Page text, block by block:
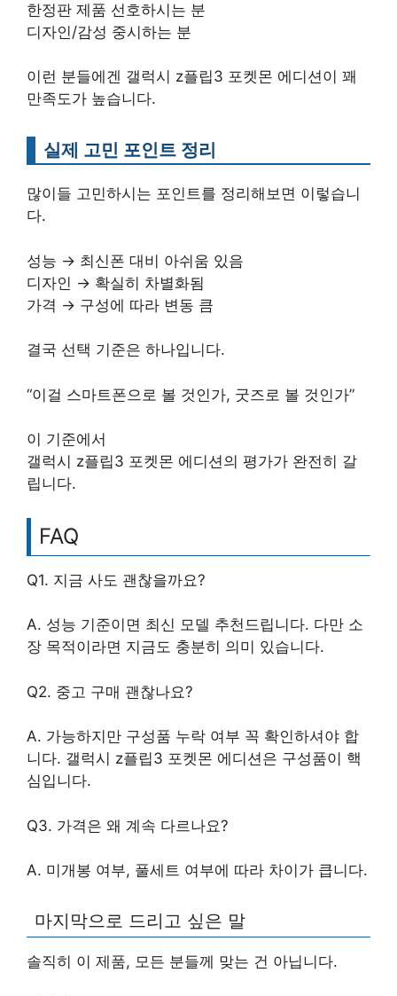
한정판 제품 선호하시는 분
디자인/감성 중시하는 분
이런 분들에겐 갤럭시 z플립3 포켓몬 에디션이 꽤
만족도가 높습니다.
실제 고민 포인트 정리
많이들 고민하시는 포인트를 정리해보면 이렇습니
다.
성능 → 최신폰 대비 아쉬움 있음
디자인 → 확실히 차별화됨
가격 → 구성에 따라 변동 큼
결국 선택 기준은 하나입니다.
“이걸 스마트폰으로 볼 것인가, 굿즈로 볼 것인가”
이 기준에서
갤럭시 z플립3 포켓몬 에디션의 평가가 완전히 갈
립니다.
FAQ
Q1. 지금 사도 괜찮을까요?
A. 성능 기준이면 최신 모델 추천드립니다. 다만 소
장 목적이라면 지금도 충분히 의미 있습니다.
Q2. 중고 구매 괜찮나요?
A. 가능하지만 구성품 누락 여부 꼭 확인하셔야 합
니다. 갤럭시 z플립3 포켓몬 에디션은 구성품이 핵
심입니다.
Q3. 가격은 왜 계속 다르나요?
A. 미개봉 여부, 풀세트 여부에 따라 차이가 큽니다.
마지막으로 드리고 싶은 말
솔직히 이 제품, 모든 분들께 맞는 건 아닙니다.